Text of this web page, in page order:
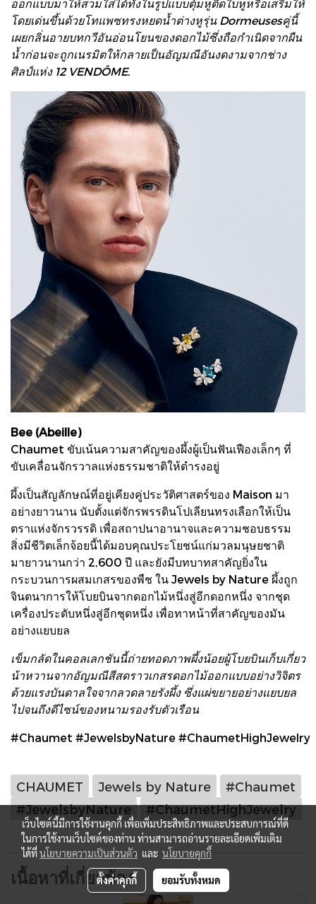
ออกแบบมาให้สวมใส่ได้ทั้งในรูปแบบตุ้มหูติดใบหูหรือเสริมให้
โดยเด่นขึ้นด้วยโทแพซทรงหยดน้ำต่างหูรุ่น Dormeusesคู่นี้
เผยกลิ่นอายบทกวีอันอ่อนโยนของดอกไม้ซึ่งถือกำเนิดจากผืน
น้ำก่อนจะถูกเนรมิตให้กลายเป็นอัญมณีอันงดงามจากช่าง
ศิลป์แห่ง 12 VENDÔME.
Bee (Abeille)
Chaumet ขับเน้นความสาคัญของผึ้งผู้เป็นฟันเฟืองเล็กๆ ที่
ขับเคลื่อนจักรวาลแห่งธรรมชาติให้ดำรงอยู่
ผึ้งเป็นสัญลักษณ์ที่อยู่เคียงคู่ประวัติศาสตร์ของ Maison มา
อย่างยาวนาน นับตั้งแต่จักรพรรดินโปเลียนทรงเลือกให้เป็น
ตราแห่งจักรวรรดิ เพื่อสถาปนาอานาจและความชอบธรรม
สิ่งมีชีวิตเล็กจ้อยนี้ได้มอบคุณประโยชน์แก่มวลมนุษยชาติ
มายาวนานกว่า 2,600 ปี และยังมีบทบาทสาคัญยิ่งใน
กระบวนการผสมเกสรของพืช ใน Jewels by Nature ผึ้งถูก
จินตนาการให้โบยบินจากดอกไม้หนึ่งสู่อีกดอกหนึ่ง จากชุด
เครื่องประดับหนึ่งสู่อีกชุดหนึ่ง เพื่อทาหน้าที่สาคัญของมัน
อย่างแยบยล
เข็มกลัดในคอลเลกชันนี้ถ่ายทอดภาพผึ้งน้อยผู้โบยบินเก็บเกี่ยว
น้าหวานจากอัญมณีสีสดราวเกสรดอกไม้ออกแบบอย่างวิจิตร
ด้วยแรงบันดาลใจจากลวดลายรังผึ้ง ซึ่งแผ่ขยายอย่างแยบยล
ไปจนถึงดีไซน์ของหนามรองรับตัวเรือน
#Chaumet #JewelsbyNature #ChaumetHighJewelry
CHAUMET Jewels by Nature
#Chaumet
#JewelsbyNature
#ChaumetHighJewelry
เนื้อหาที่เกี่ยวข้อง
เว็บไซต์นี้มีการใช้งานคุกกี้ เพื่อเพิ่มประสิทธิภาพและประสบการณ์ที่ดี
ในการใช้งานเว็บไซต์ของท่าน ท่านสามารถอ่านรายละเอียดเพิ่มเติม
ได้ที่นโยบายความเป็นส่วนตัว และ นโยบายคุกกี้
ตั้งค่าคุกกี้ ยอมรับทั้งหมด